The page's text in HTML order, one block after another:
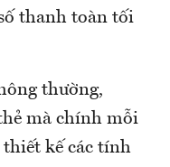
thanh toàn tối
thường,
mà chính mỗi
thiết kế các tính